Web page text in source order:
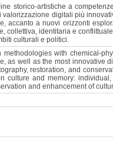
storico-artistiche a
digitali più
accanto a nuovi orizzonti
identitaria e
culturali e politici.
with chemical-
as well as the most
restoration, and
culture and memory:
and enhancement of